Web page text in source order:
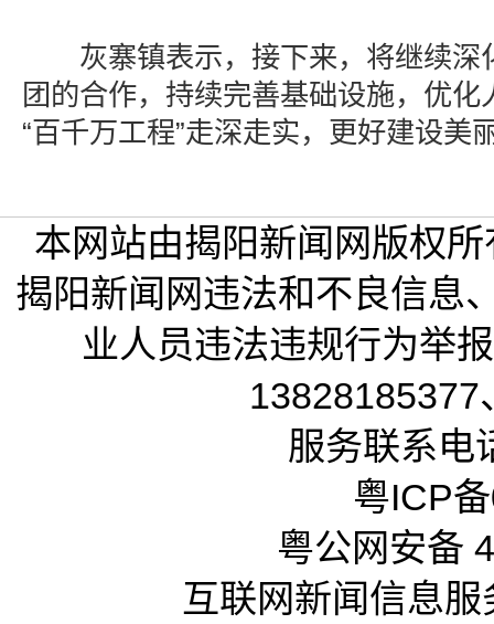
灰寨镇表示，接下来，将继续深
团的合作，持续完善基础设施，优
“百千万工程”走深走实，更好建设美
本网站由揭阳新闻网版权
揭阳新闻网违法和不良信息
业人员违法违规行为举
13828185377
服务联系电
粤ICP
粤公网安备
互联网新闻信息